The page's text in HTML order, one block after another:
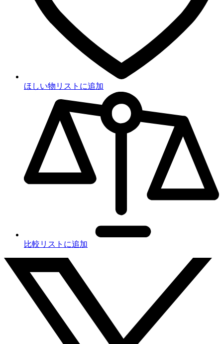
ほしい物リストに追加
比較リストに追加